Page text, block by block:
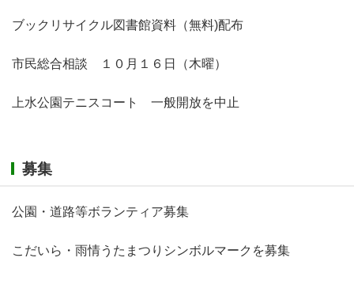
ブックリサイクル図書館資料（無料)配布
市民総合相談 １０月１６日（木曜）
上水公園テニスコート 一般開放を中止
募集
公園・道路等ボランティア募集
こだいら・雨情うたまつりシンボルマークを募集